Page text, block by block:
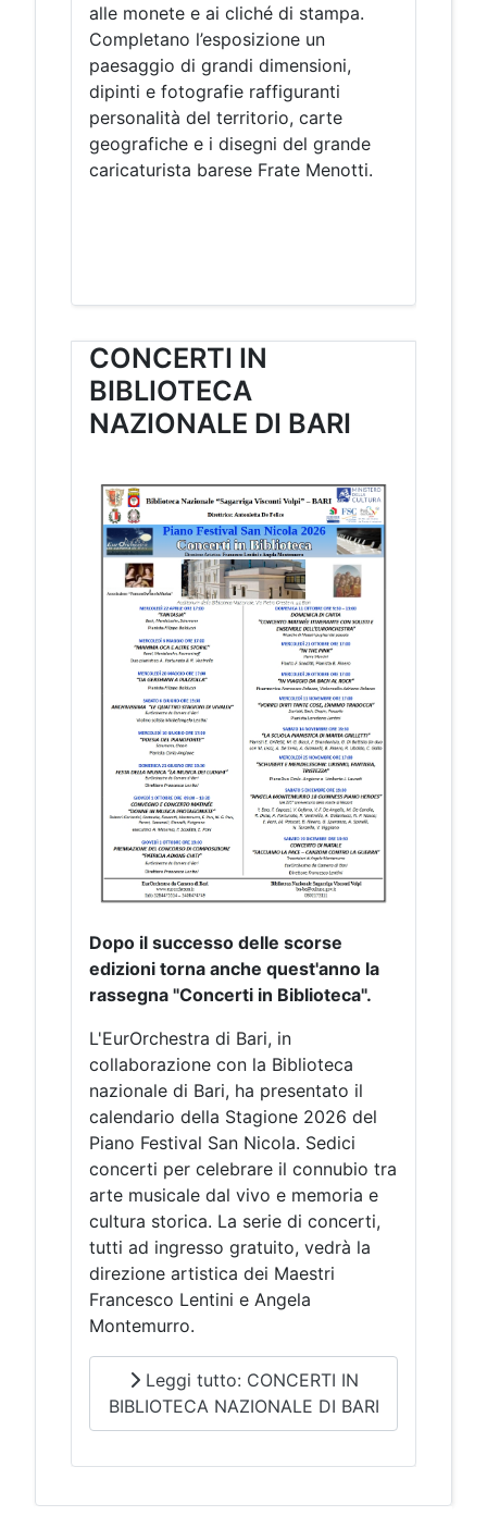
alle monete e ai cliché di stampa.
Completano l’esposizione un
paesaggio di grandi dimensioni,
dipinti e fotografie raffiguranti
personalità del territorio, carte
geografiche e i disegni del grande
caricaturista barese Frate Menotti.
CONCERTI IN
BIBLIOTECA
NAZIONALE DI BARI
Dopo il successo delle scorse
edizioni torna anche quest'anno la
rassegna "Concerti in Biblioteca".
L'EurOrchestra di Bari, in
collaborazione con la Biblioteca
nazionale di Bari, ha presentato il
calendario della Stagione 2026 del
Piano Festival San Nicola. Sedici
concerti per celebrare il connubio tra
arte musicale dal vivo e memoria e
cultura storica. La serie di concerti,
tutti ad ingresso gratuito, vedrà la
direzione artistica dei Maestri
Francesco Lentini e Angela
Montemurro.
Leggi tutto: CONCERTI IN
BIBLIOTECA NAZIONALE DI BARI